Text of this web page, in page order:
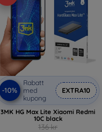
-10%
Rabatt
med
kupong
EXTRA10
3MK HG Max Lite Xiaomi Redmi
10C black
136 kr